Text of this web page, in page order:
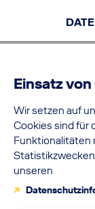
Zum Filtermenü
Zur Navigation
Zum Ende der
Aktuellen
ICH BIN... -
INTERESSE-
LUFTHANSA -
Zum Anfang der
Zum Filtermenü
Zur Navigation
Einsatz
Wir setzen auf
Cookies sind für
Funktionalitäten
unseren